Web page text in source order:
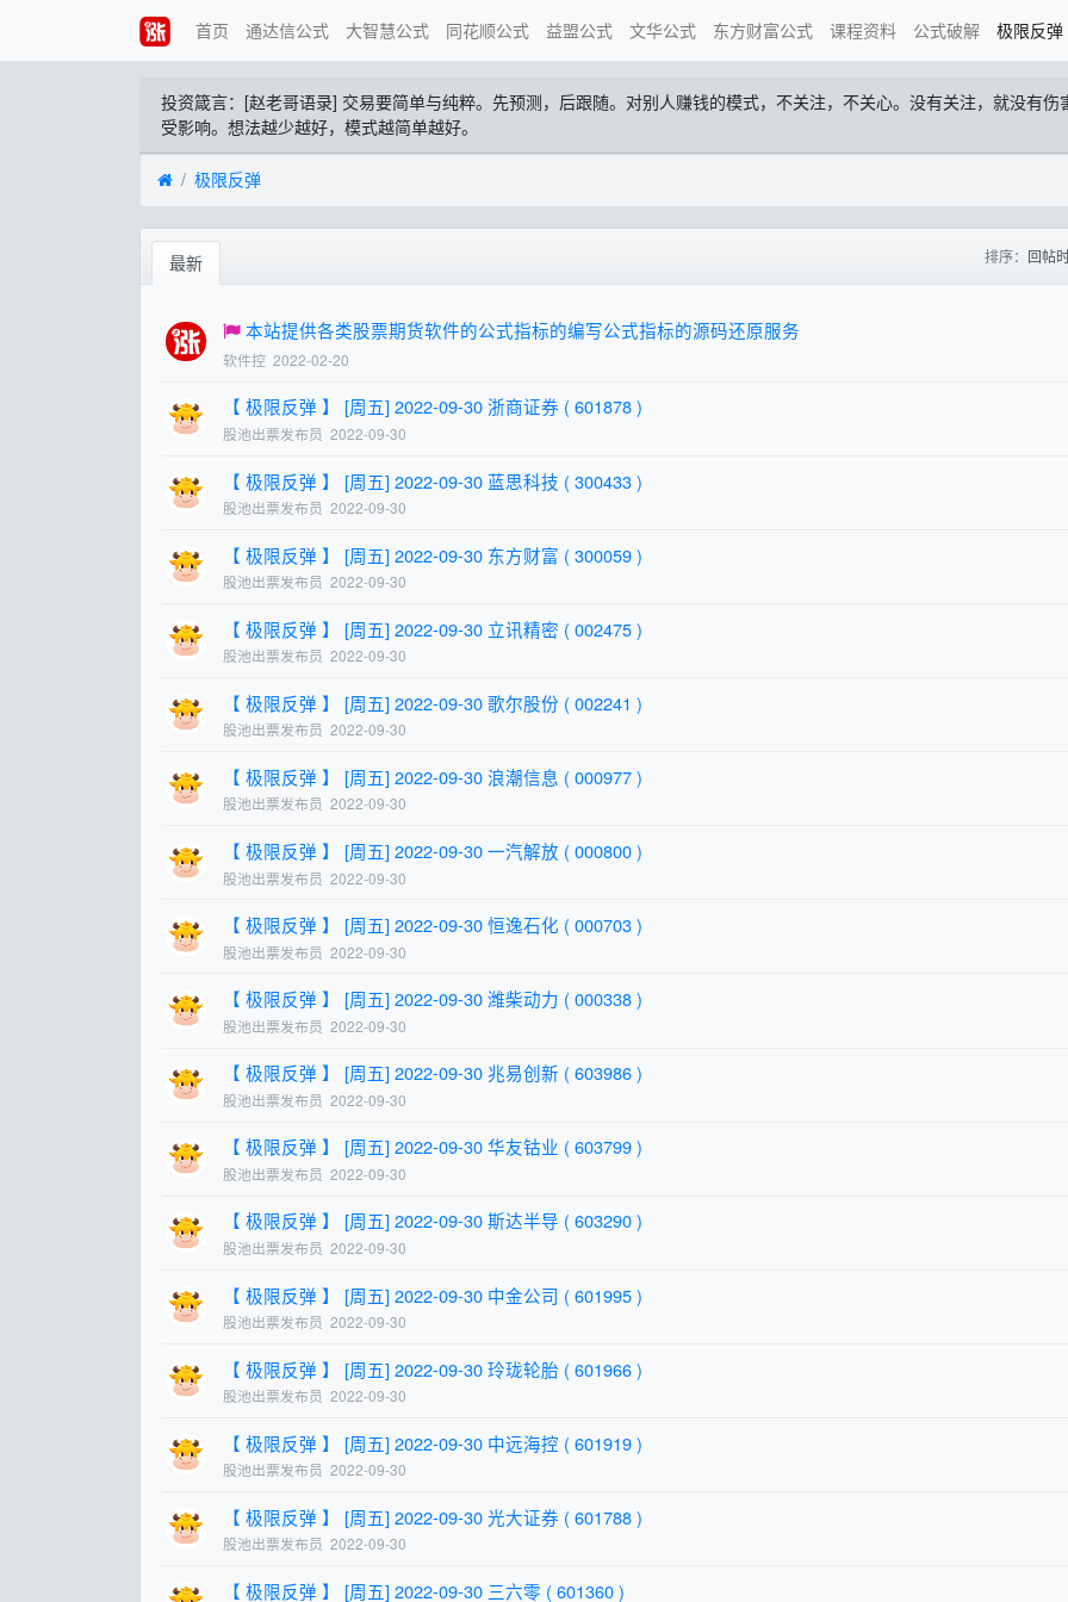
首页 通达信公式 大智慧公式 同花顺公式 益盟公式 文华公式 东方财富公式 课程资料 公式破解 极限反弹
投资箴言：[赵老哥语录] 交易要简单与纯粹。先预测，后跟随。对别人赚钱的模式，不关注，不关心。没有关注，就没有
受影响。想法越少越好，模式越简单越好。
极限反弹
最新 排序： 回帖
本站提供各类股票期货软件的公式指标的编写公式指标的源码还原服务
软件控 2022-02-20
【 极限反弹 】 [周五] 2022-09-30 浙商证券 ( 601878 )
股池出票发布员 2022-09-30
【 极限反弹 】 [周五] 2022-09-30 蓝思科技 ( 300433 )
股池出票发布员 2022-09-30
【 极限反弹 】 [周五] 2022-09-30 东方财富 ( 300059 )
股池出票发布员 2022-09-30
【 极限反弹 】 [周五] 2022-09-30 立讯精密 ( 002475 )
股池出票发布员 2022-09-30
【 极限反弹 】 [周五] 2022-09-30 歌尔股份 ( 002241 )
股池出票发布员 2022-09-30
【 极限反弹 】 [周五] 2022-09-30 浪潮信息 ( 000977 )
股池出票发布员 2022-09-30
【 极限反弹 】 [周五] 2022-09-30 一汽解放 ( 000800 )
股池出票发布员 2022-09-30
【 极限反弹 】 [周五] 2022-09-30 恒逸石化 ( 000703 )
股池出票发布员 2022-09-30
【 极限反弹 】 [周五] 2022-09-30 潍柴动力 ( 000338 )
股池出票发布员 2022-09-30
【 极限反弹 】 [周五] 2022-09-30 兆易创新 ( 603986 )
股池出票发布员 2022-09-30
【 极限反弹 】 [周五] 2022-09-30 华友钴业 ( 603799 )
股池出票发布员 2022-09-30
【 极限反弹 】 [周五] 2022-09-30 斯达半导 ( 603290 )
股池出票发布员 2022-09-30
【 极限反弹 】 [周五] 2022-09-30 中金公司 ( 601995 )
股池出票发布员 2022-09-30
【 极限反弹 】 [周五] 2022-09-30 玲珑轮胎 ( 601966 )
股池出票发布员 2022-09-30
【 极限反弹 】 [周五] 2022-09-30 中远海控 ( 601919 )
股池出票发布员 2022-09-30
【 极限反弹 】 [周五] 2022-09-30 光大证券 ( 601788 )
股池出票发布员 2022-09-30
【 极限反弹 】 [周五] 2022-09-30 三六零 ( 601360 )